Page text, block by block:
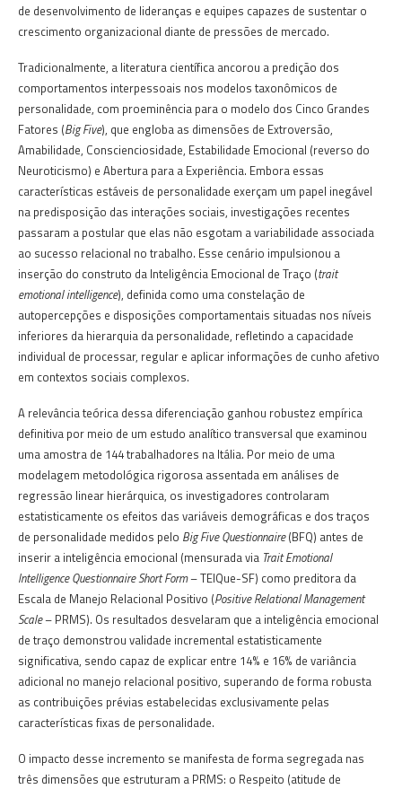
de desenvolvimento de lideranças e equipes capazes de sustentar o
crescimento organizacional diante de pressões de mercado.
Tradicionalmente, a literatura científica ancorou a predição dos
comportamentos interpessoais nos modelos taxonômicos de
personalidade, com proeminência para o modelo dos Cinco Grandes
Fatores (Big Five), que engloba as dimensões de Extroversão,
Amabilidade, Conscienciosidade, Estabilidade Emocional (reverso do
Neuroticismo) e Abertura para a Experiência. Embora essas
características estáveis de personalidade exerçam um papel inegável
na predisposição das interações sociais, investigações recentes
passaram a postular que elas não esgotam a variabilidade associada
ao sucesso relacional no trabalho. Esse cenário impulsionou a
inserção do construto da Inteligência Emocional de Traço (trait
emotional intelligence), definida como uma constelação de
autopercepções e disposições comportamentais situadas nos níveis
inferiores da hierarquia da personalidade, refletindo a capacidade
individual de processar, regular e aplicar informações de cunho afetivo
em contextos sociais complexos.
A relevância teórica dessa diferenciação ganhou robustez empírica
definitiva por meio de um estudo analítico transversal que examinou
uma amostra de 144 trabalhadores na Itália. Por meio de uma
modelagem metodológica rigorosa assentada em análises de
regressão linear hierárquica, os investigadores controlaram
estatisticamente os efeitos das variáveis demográficas e dos traços
de personalidade medidos pelo Big Five Questionnaire(BFQ) antes de
inserir a inteligência emocional (mensurada via Trait Emotional
Intelligence Questionnaire Short Form– TEIQue-SF) como preditora da
Escala de Manejo Relacional Positivo (Positive Relational Management
Scale– PRMS). Os resultados desvelaram que a inteligência emocional
de traço demonstrou validade incremental estatisticamente
significativa, sendo capaz de explicar entre 14% e 16% de variância
adicional no manejo relacional positivo, superando de forma robusta
as contribuições prévias estabelecidas exclusivamente pelas
características fixas de personalidade.
O impacto desse incremento se manifesta de forma segregada nas
três dimensões que estruturam a PRMS: o Respeito (atitude de